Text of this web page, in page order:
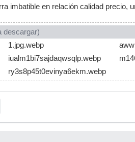
imbatible en relación calidad precio,
descargar)
1.jpg.webp
iualm1bi7sajdaqwsqlp.webp
ry3s8p45t0evinya6ekm.webp